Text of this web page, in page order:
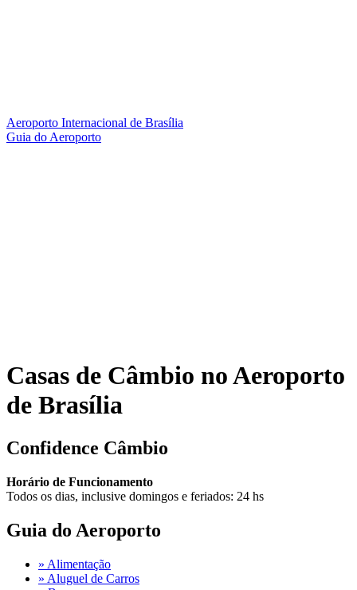
Aeroporto Internacional de Brasília
Guia do Aeroporto
Casas de Câmbio no Aeroporto
de Brasília
Confidence Câmbio
Horário de Funcionamento
Todos os dias, inclusive domingos e feriados: 24 hs
Guia do Aeroporto
» Alimentação
» Aluguel de Carros